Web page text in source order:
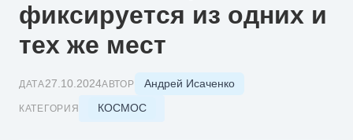
фиксируется из одних и
тех же мест
ДАТА27.10.2024АВТОР Андрей Исаченко
КАТЕГОРИЯ КОСМОС